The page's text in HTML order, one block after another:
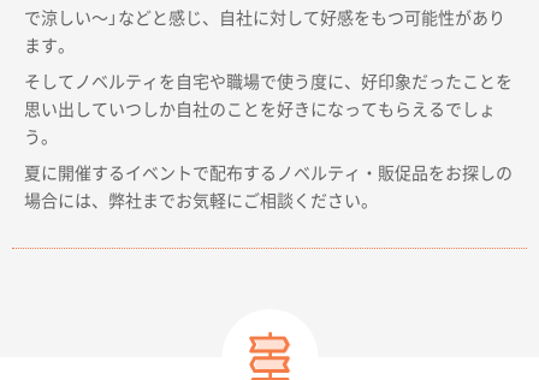
で涼しい〜」などと感じ、自社に対して好感をもつ可能性があり
ます。
そしてノベルティを自宅や職場で使う度に、好印象だったことを
思い出していつしか自社のことを好きになってもらえるでしょ
う。
夏に開催するイベントで配布するノベルティ・販促品をお探しの
場合には、弊社までお気軽にご相談ください。